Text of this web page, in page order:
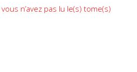
n’avez pas lu le(s) tome(s)